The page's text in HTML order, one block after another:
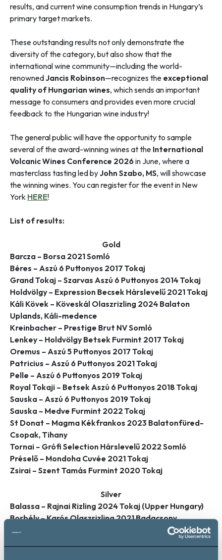
results, and current wine consumption trends in Hungary’s
primary target markets.
These outstanding results not only demonstrate the
diversity of the category, but also show that the
international wine community—including the world-
renownedJancis Robinson—recognizes the exceptional
quality of Hungarian wines, which sends an important
message to consumers and provides even more crucial
feedback to the Hungarian wine industry!
The general public will have the opportunity to sample
several of the award-winning wines at the International
Volcanic Wines Conference 2026 in June, where a
masterclass tasting led byJohn Szabo, MS, will showcase
the winning wines. You can register for the event in New
York HERE!
List of results:
Gold
Barcza – Borsa 2021 Somló
Béres – Aszú 6 Puttonyos 2017 Tokaj
Grand Tokaj – Szarvas Aszú 6 Puttonyos 2014 Tokaj
Holdvölgy – Expression Becsek Hárslevelű 2021 Tokaj
Káli Kövek – Köveskál Olaszrizling 2024 Balaton
Uplands, Káli-medence
Kreinbacher – Prestige Brut NV Somló
Lenkey – Holdvölgy Betsek Furmint 2017 Tokaj
Oremus – Aszú 5 Puttonyos 2017 Tokaj
Patricius – Aszú 6 Puttonyos 2021 Tokaj
Pelle – Aszú 6 Puttonyos 2019 Tokaj
Royal Tokaji – Betsek Aszú 6 Puttonyos 2018 Tokaj
Sauska – Aszú 6 Puttonyos 2019 Tokaj
Sauska – Medve Furmint 2022 Tokaj
St Donat – Magma Kékfrankos 2023 Balatonfüred-
Csopak, Tihany
Tornai – Grófi Selection Hárslevelű 2022 Somló
Préselő – Mondoha Cuvée 2021 Tokaj
Zsirai – Szent Tamás Furmint 2020 Tokaj
Silver
Balassa – Rajnai Rizling 2024 Tokaj (Upper Hungary)
Borbély – Karós Olaszrizling 2021 Badacsony
Centurio – Liberty 2024 Mátra